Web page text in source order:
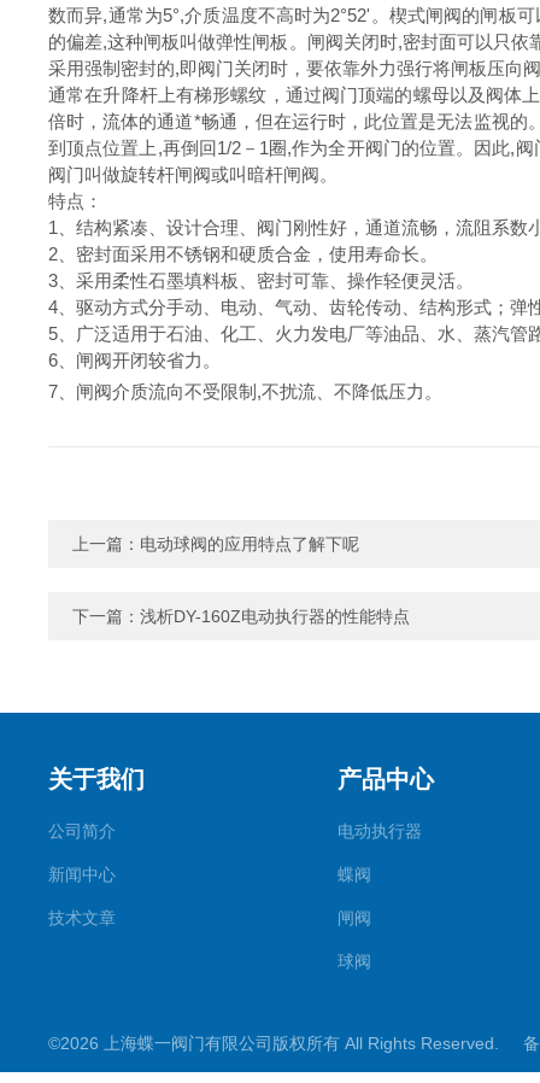
数而异,通常为5°,介质温度不高时为2°52'。楔式闸阀的闸板
的偏差,这种闸板叫做弹性闸板。闸阀关闭时,密封面可以只
采用强制密封的,即阀门关闭时，要依靠外力强行将闸板压向
通常在升降杆上有梯形螺纹，通过阀门顶端的螺母以及阀体
倍时，流体的通道*畅通，但在运行时，此位置是无法监视
到顶点位置上,再倒回1/2－1圈,作为全开阀门的位置。因此,
阀门叫做旋转杆闸阀或叫暗杆闸阀。
特点：
1、结构紧凑、设计合理、阀门刚性好，通道流畅，流阻系数
2、密封面采用不锈钢和硬质合金，使用寿命长。
3、采用柔性石墨填料板、密封可靠、操作轻便灵活。
4、驱动方式分手动、电动、气动、齿轮传动、结构形式；
5、广泛适用于石油、化工、火力发电厂等油品、水、蒸汽
6、闸阀开闭较省力。
7、闸阀介质流向不受限制,不扰流、不降低压力。
上一篇： 电动球阀的应用特点了解下呢
下一篇： 浅析DY-160Z电动执行器的性能特点
关于我们
公司简介
新闻中心
技术文章
产品中心
电动执行器
蝶阀
闸阀
球阀
截止阀
©2026 上海蝶一阀门有限公司版权所有 All Rights Reserved.